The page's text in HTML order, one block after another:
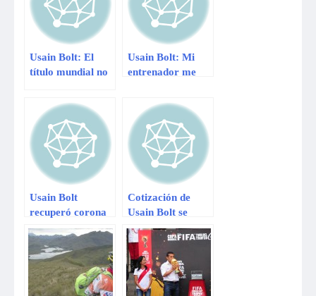
Usain Bolt: El
título mundial no
lo ocurrido en
Daegu
Usain Bolt: Mi
entrenador me
empujara para
evitar lesión
Usain Bolt
recuperó corona
mundial de 100
metros en
Mundial de
Atletismo
Cotización de
Usain Bolt se
dispara tras
triunfar en
Mundial de
Atletismo